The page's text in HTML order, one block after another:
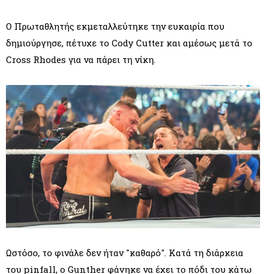
Ο Πρωταθλητής εκμεταλλεύτηκε την ευκαιρία που
δημιούργησε, πέτυχε το Cody Cutter και αμέσως μετά το
Cross Rhodes για να πάρει τη νίκη.
Ωστόσο, το φινάλε δεν ήταν "καθαρό". Κατά τη διάρκεια
του pinfall, ο Gunther φάνηκε να έχει το πόδι του κάτω